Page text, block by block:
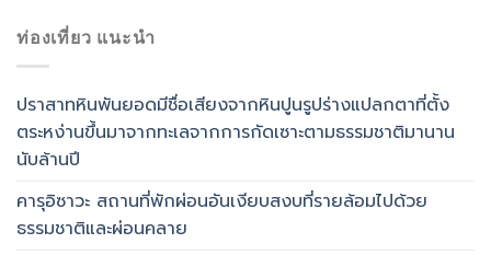
ท่องเที่ยว แนะนำ
ปราสาทหินพันยอดมีชื่อเสียงจากหินปูนรูปร่างแปลกตาที่ตั้ง
ตระหง่านขึ้นมาจากทะเลจากการกัดเซาะตามธรรมชาติมานาน
นับล้านปี
คารุอิซาวะ สถานที่พักผ่อนอันเงียบสงบที่รายล้อมไปด้วย
ธรรมชาติและผ่อนคลาย